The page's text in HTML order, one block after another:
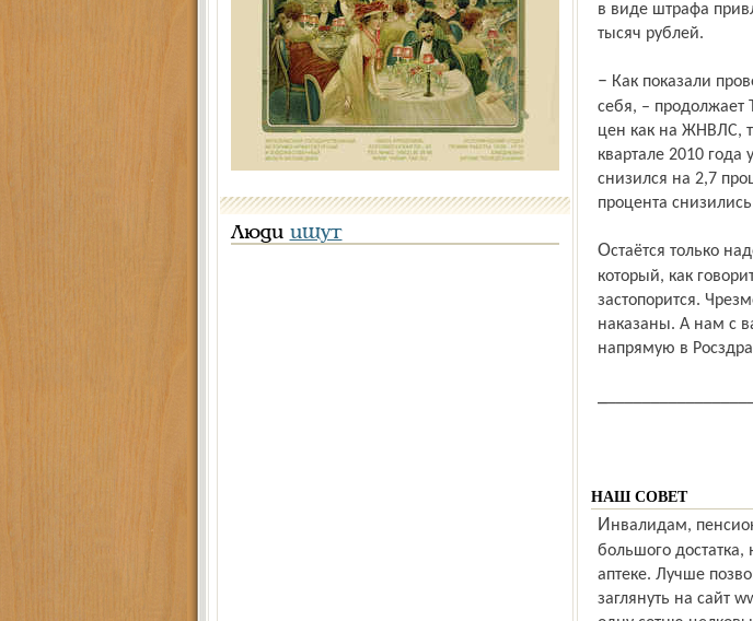
Люди ищут
в виде штрафа
тысяч рублей.
– Как показали проверки, меры по государственному регулированию цен оправдали
себя, – продолжает
цен как на ЖНВЛС,
квартале 2010
снизился на 2,7
процента
Остаётся только надеяться, что начавшийся процесс по обузданию цен на лекарства,
который, как
застопорится.
наказаны. А нам с
напрямую в
НАШ СОВЕТ
Инвалидам, пенсионерам и людям с хроническими заболеваниями, не имеющим
большого достатка,
аптеке. Лучше
заглянуть на сайт